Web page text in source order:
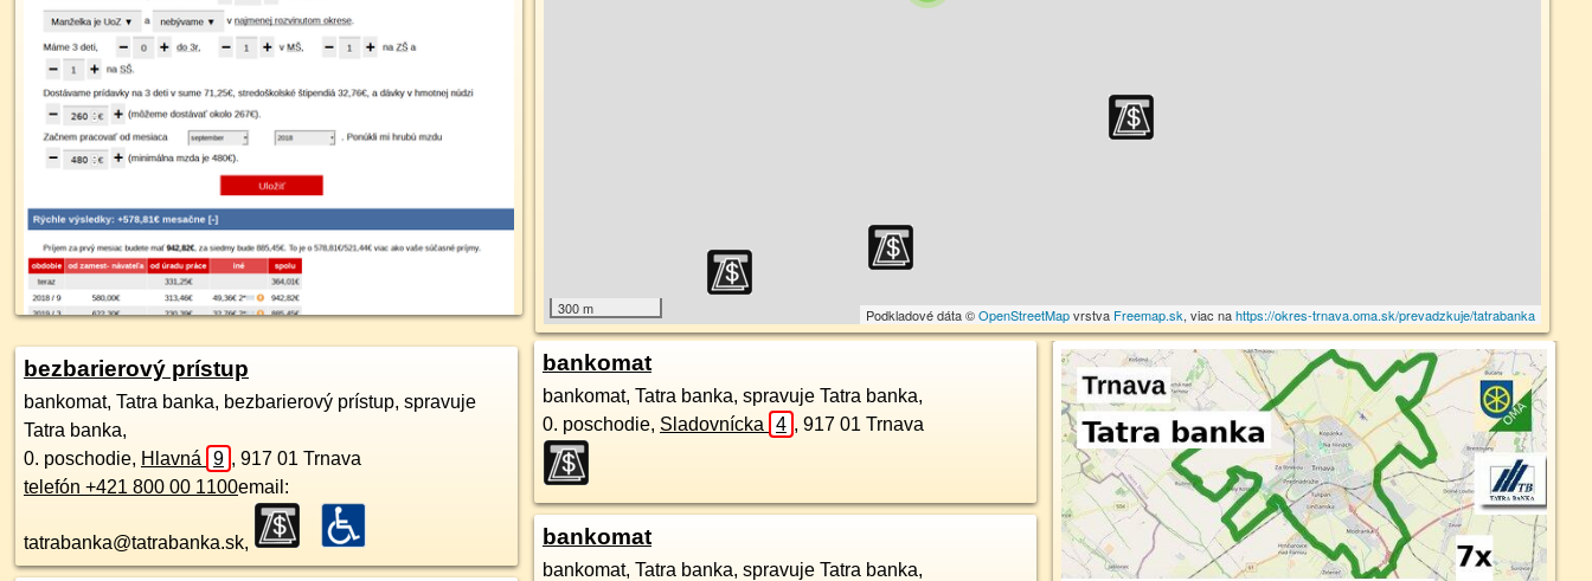
300 m Podkladové dáta ©OpenStreetMapvrstva Freemap.sk, viac nahttps://okres-trnava.oma.sk/prevadzkuje/tatrabanka
bezbarierový prístup
bankomat, Tatra banka, bezbarierový prístup, spravuje
Tatra banka,
0. poschodie, Hlavná 9 , 917 01 Trnava
telefón +421 800 00 1100email:
tatrabanka@tatrabanka.sk,
bankomat
bankomat, Tatra banka, spravuje Tatra banka,
0. poschodie, Sladovnícka 4 , 917 01 Trnava
bankomat
bankomat, Tatra banka, spravuje Tatra banka,